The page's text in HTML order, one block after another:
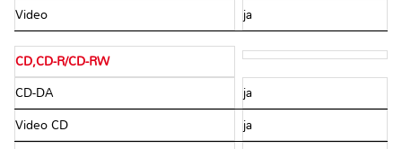
Video ja
CD,CD-R/CD-RW
CD-DA ja
Video CD ja